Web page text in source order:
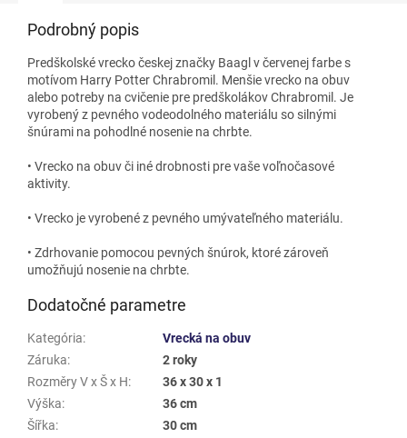
Podrobný popis
Predškolské vrecko českej značky Baagl v červenej farbe s
motívom Harry Potter Chrabromil. Menšie vrecko na obuv
alebo potreby na cvičenie pre predškolákov Chrabromil. Je
vyrobený z pevného vodeodolného materiálu so silnými
šnúrami na pohodlné nosenie na chrbte.
• Vrecko na obuv či iné drobnosti pre vaše voľnočasové
aktivity.
• Vrecko je vyrobené z pevného umývateľného materiálu.
• Zdrhovanie pomocou pevných šnúrok, ktoré zároveň
umožňujú nosenie na chrbte.
Dodatočné parametre
Kategória:
Vrecká na obuv
Záruka:
2 roky
Rozměry V x Š x H:
36 x 30 x 1
Výška:
36 cm
Šířka:
30 cm